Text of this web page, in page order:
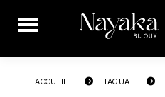
ACCUEIL TAGUA